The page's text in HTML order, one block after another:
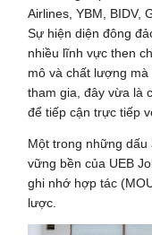
Airlines, YBM, BIDV,
Sự hiện diện đông
nhiều lĩnh vực then
mô và chất lượng
tham gia, đây vừa là
để tiếp cận trực tiếp
Một trong những
vững bền của UEB
ghi nhớ hợp tác
lược.